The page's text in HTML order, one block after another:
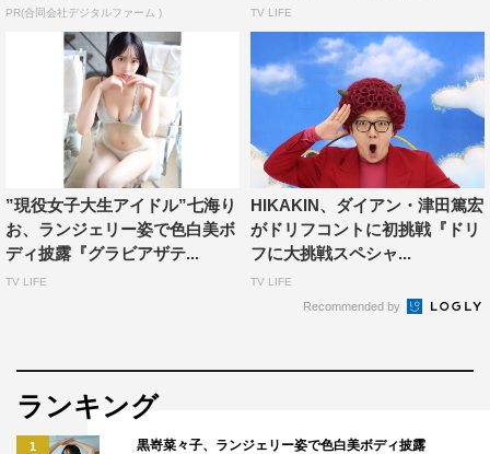
PR(合同会社デジタルファーム ) TV LIFE
”現役女子大生アイドル”七海り
お、ランジェリー姿で色白美ボ
ディ披露『グラビアザテ...
TV LIFE
HIKAKIN、ダイアン・津田篤宏
がドリフコントに初挑戦『ドリ
フに大挑戦スペシャ...
TV LIFE
Recommended by
ランキング
1 黒嵜菜々子、ランジェリー姿で色白美ボディ披露